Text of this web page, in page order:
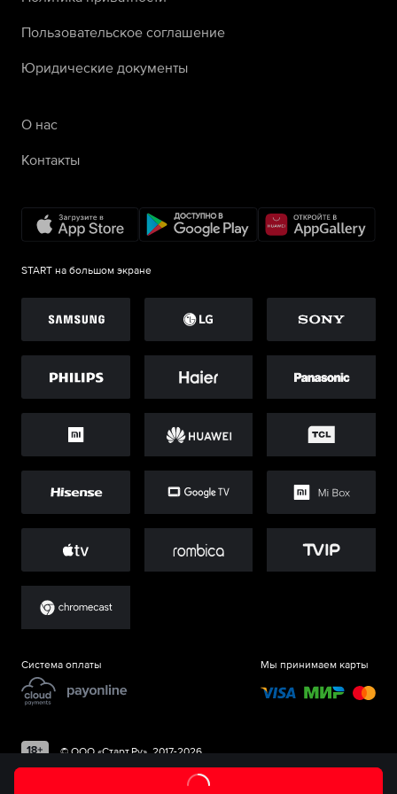
Пользовательское соглашение
Юридические документы
О нас
Контакты
START на большом экране
Система оплаты Мы принимаем карты
©ООО «Старт.Ру», 2017-2026